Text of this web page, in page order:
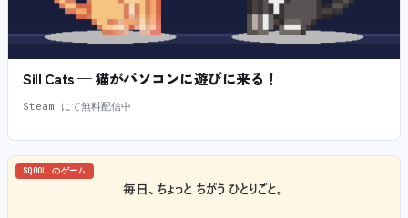
Sill Cats — 猫がパソコンに遊びに来る！
Steam にて無料配信中
SQOOL のゲーム